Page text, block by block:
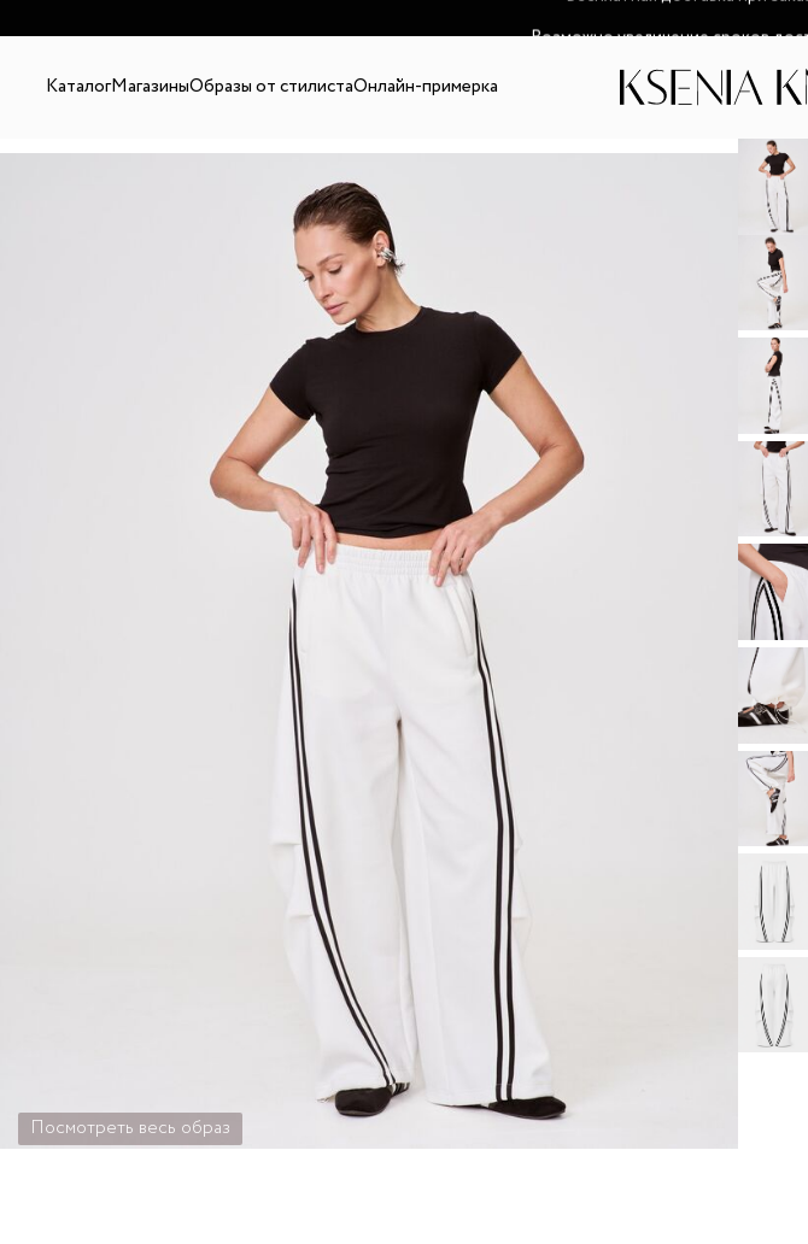
КаталогМагазиныОбразы от стилистаОнлайн-примерка
Посмотреть весь образ